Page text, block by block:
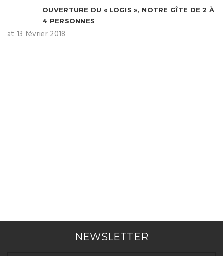
OUVERTURE DU « LOGIS », NOTRE GÎTE DE 2 À
4 PERSONNES
at 13 février 2018
NEWSLETTER